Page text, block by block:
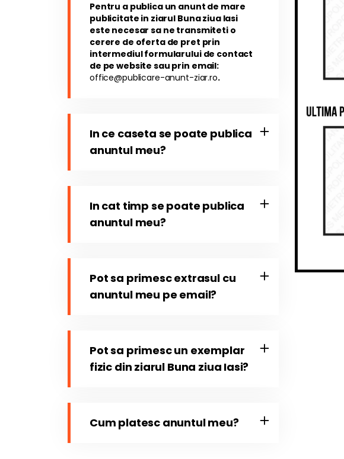
Pentru a publica un anunt de mare
publicitate in ziarul Buna ziua Iasi
este necesar sa ne transmiteti o
cerere de oferta de pret prin
intermediul formularului de contact
de pe website sau prin email:
office@publicare-anunt-ziar.ro.
In ce caseta se poate publica
anuntul meu?
In cat timp se poate publica
anuntul meu?
Pot sa primesc extrasul cu
anuntul meu pe email?
Pot sa primesc un exemplar
fizic din ziarul Buna ziua Iasi?
Cum platesc anuntul meu?